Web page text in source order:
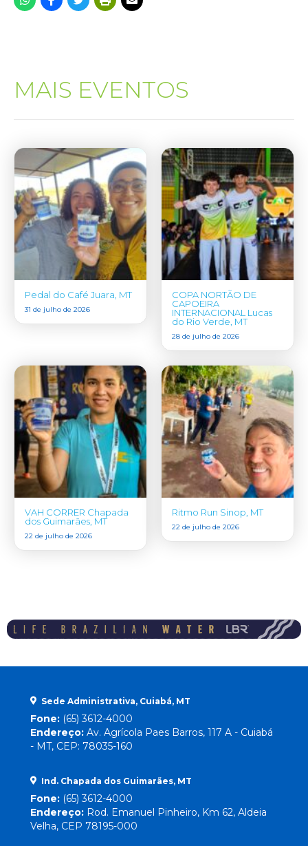
MAIS EVENTOS
Pedal do Café Juara, MT
31 de julho de 2026
COPA NORTÃO DE
CAPOEIRA
INTERNACIONAL Lucas
do Rio Verde, MT
28 de julho de 2026
VAH CORRER Chapada
dos Guimarães, MT
22 de julho de 2026
Ritmo Run Sinop, MT
22 de julho de 2026
Sede Administrativa, Cuiabá, MT
Fone: (65) 3612-4000
Endereço: Av. Agrícola Paes Barros, 117 A - Cuiabá
- MT, CEP: 78035-160
Ind. Chapada dos Guimarães, MT
Fone: (65) 3612-4000
Endereço: Rod. Emanuel Pinheiro, Km 62, Aldeia
Velha, CEP 78195-000